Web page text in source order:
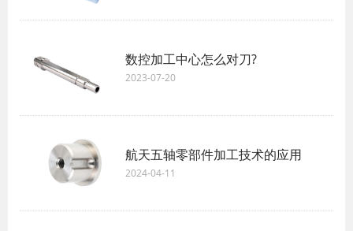
数控加工中心怎么对刀?
2023-07-20
航天五轴零部件加工技术的应用
2024-04-11